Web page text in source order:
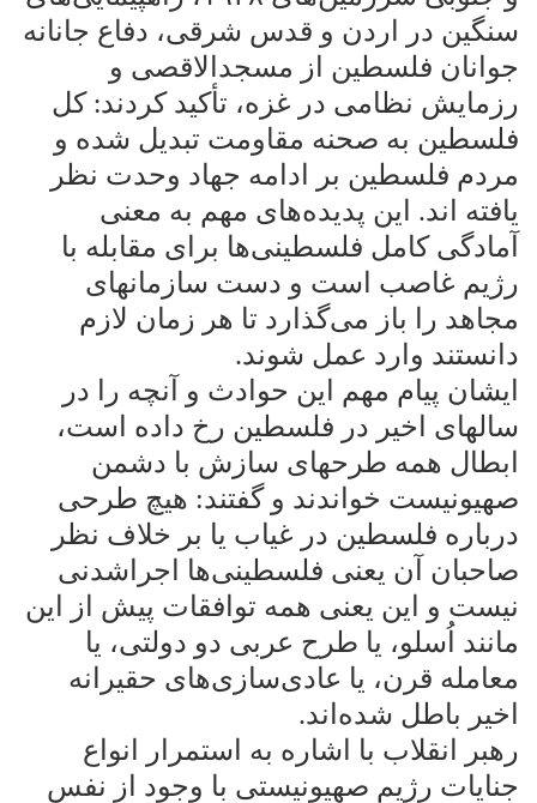
سنگین در اردن و قدس شرقی، دفاع جانانه
جوانان فلسطین از مسجدالاقصی و
رزمایش نظامی در غزه، تأکید کردند: کل
فلسطین به صحنه مقاومت تبدیل شده و
مردم فلسطین بر ادامه جهاد وحدت نظر
یافته اند. این پدیده‌های مهم به معنی
آمادگی کامل فلسطینی‌ها برای مقابله با
رژیم غاصب است و دست سازمانهای
مجاهد را باز می‌گذارد تا هر زمان لازم
دانستند وارد عمل شوند.
ایشان پیام مهم این حوادث و آنچه را در
سالهای اخیر در فلسطین رخ داده است،
ابطال همه طرحهای سازش با دشمن
صهیونیست خواندند و گفتند: هیچ طرحی
درباره فلسطین در غیاب یا بر خلاف نظر
صاحبان آن یعنی فلسطینی‌ها اجراشدنی
نیست و این یعنی همه توافقات پیش از این
مانند اُسلو، یا طرح عربی دو دولتی، یا
معامله قرن، یا عادی‌سازی‌های حقیرانه
اخیر باطل شده‌اند.
رهبر انقلاب با اشاره به استمرار انواع
جنایات رژیم صهیونیستی با وجود از نفس